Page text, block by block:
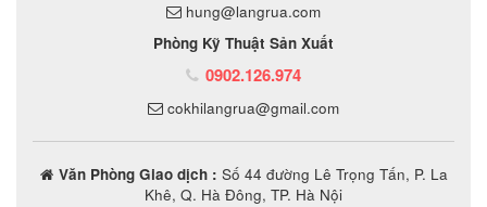
hung@langrua.com
Phòng Kỹ Thuật Sản Xuất
0902.126.974
cokhilangrua@gmail.com
Văn Phòng Giao dịch : Số 44 đường Lê Trọng Tấn, P. La
Khê, Q. Hà Đông, TP. Hà Nội